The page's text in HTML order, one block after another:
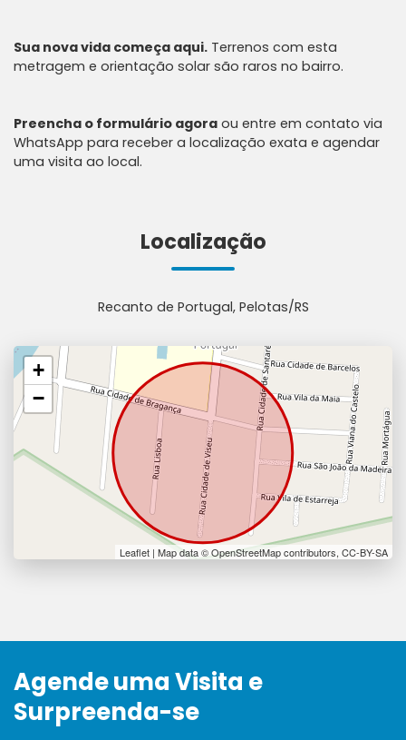
Sua nova vida começa aqui. Terrenos com esta
metragem e orientação solar são raros no bairro.
Preencha o formulário agora ou entre em contato via
WhatsApp para receber a localização exata e agendar
uma visita ao local.
Localização
Recanto de Portugal, Pelotas/RS
Agende uma Visita e
Surpreenda-se